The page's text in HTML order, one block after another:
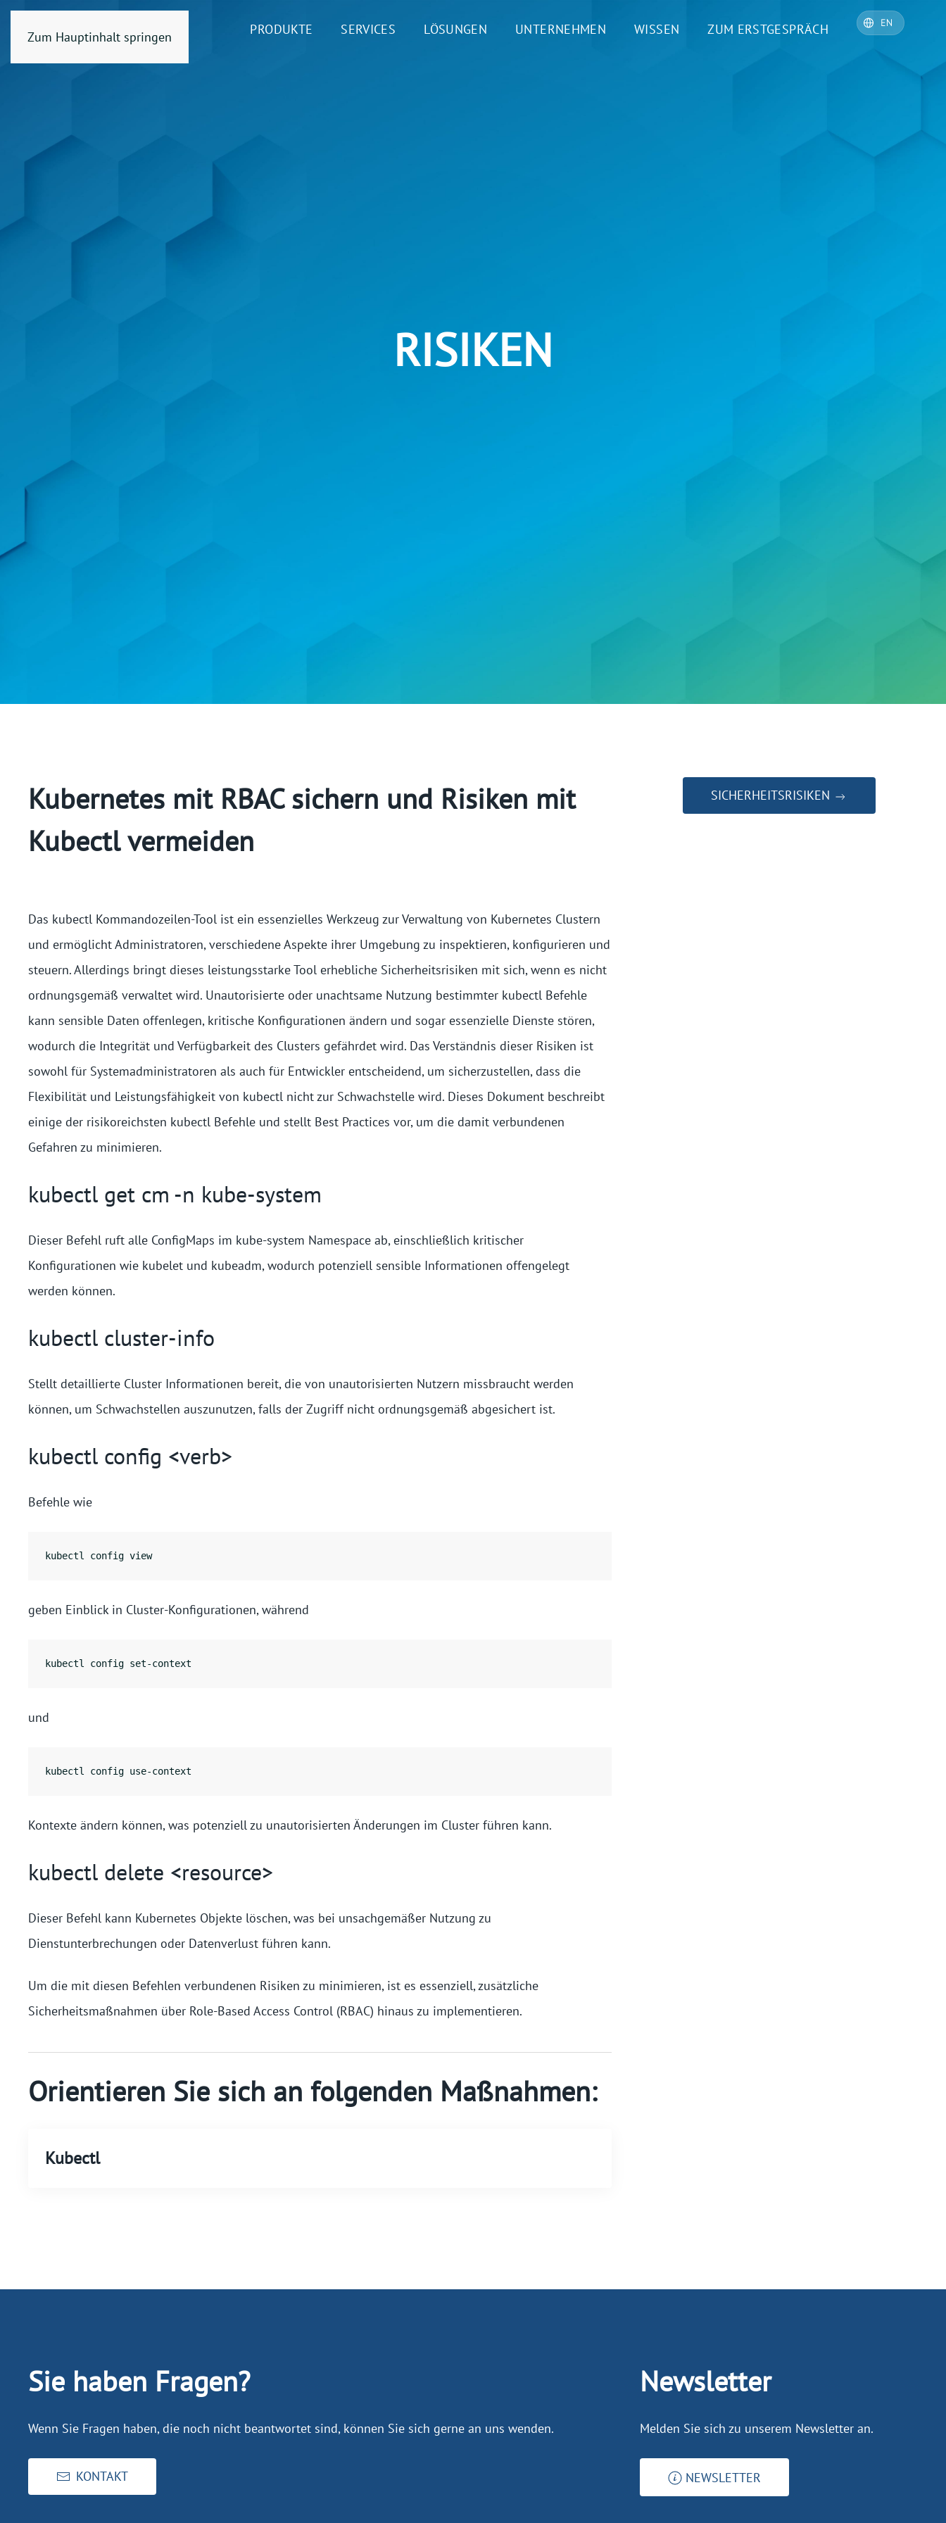
Zum Hauptinhalt springen PRODUKTE SERVICES LÖSUNGEN UNTERNEHMEN WISSEN ZUM ERSTGESPRÄCH
RISIKEN
Kubernetes mit RBAC sichern und Risiken mit
Kubectl vermeiden
SICHERHEITSRISIKEN
Das kubectl Kommandozeilen-Tool ist ein essenzielles Werkzeug zur Verwaltung von Kubernetes Clustern
und ermöglicht Administratoren, verschiedene Aspekte ihrer Umgebung zu inspektieren, konfigurieren und
steuern. Allerdings bringt dieses leistungsstarke Tool erhebliche Sicherheitsrisiken mit sich, wenn es nicht
ordnungsgemäß verwaltet wird. Unautorisierte oder unachtsame Nutzung bestimmter kubectl Befehle
kann sensible Daten offenlegen, kritische Konfigurationen ändern und sogar essenzielle Dienste stören,
wodurch die Integrität und Verfügbarkeit des Clusters gefährdet wird. Das Verständnis dieser Risiken ist
sowohl für Systemadministratoren als auch für Entwickler entscheidend, um sicherzustellen, dass die
Flexibilität und Leistungsfähigkeit von kubectl nicht zur Schwachstelle wird. Dieses Dokument beschreibt
einige der risikoreichsten kubectl Befehle und stellt Best Practices vor, um die damit verbundenen
Gefahren zu minimieren.
kubectl get cm -n kube-system
Dieser Befehl ruft alle ConfigMaps im kube-system Namespace ab, einschließlich kritischer
Konfigurationen wie kubelet und kubeadm, wodurch potenziell sensible Informationen offengelegt
werden können.
kubectl cluster-info
Stellt detaillierte Cluster Informationen bereit, die von unautorisierten Nutzern missbraucht werden
können, um Schwachstellen auszunutzen, falls der Zugriff nicht ordnungsgemäß abgesichert ist.
kubectl config <verb>
Befehle wie
kubectl config view
geben Einblick in Cluster-Konfigurationen, während
kubectl config set-context
und
kubectl config use-context
Kontexte ändern können, was potenziell zu unautorisierten Änderungen im Cluster führen kann.
kubectl delete <resource>
Dieser Befehl kann Kubernetes Objekte löschen, was bei unsachgemäßer Nutzung zu
Dienstunterbrechungen oder Datenverlust führen kann.
Um die mit diesen Befehlen verbundenen Risiken zu minimieren, ist es essenziell, zusätzliche
Sicherheitsmaßnahmen über Role-Based Access Control (RBAC) hinaus zu implementieren.
Orientieren Sie sich an folgenden Maßnahmen:
Kubectl
Sie haben Fragen?
Wenn Sie Fragen haben, die noch nicht beantwortet sind, können Sie sich gerne an uns wenden.
KONTAKT
Newsletter
Melden Sie sich zu unserem Newsletter an.
NEWSLETTER